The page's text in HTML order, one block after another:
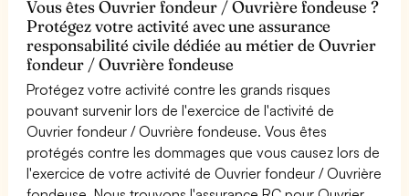
Vous êtes Ouvrier fondeur / Ouvrière fondeuse ?
Protégez votre activité avec une assurance
responsabilité civile dédiée au métier de Ouvrier
fondeur / Ouvrière fondeuse
Protégez votre activité contre les grands risques
pouvant survenir lors de l'exercice de l'activité de
Ouvrier fondeur / Ouvrière fondeuse. Vous êtes
protégés contre les dommages que vous causez lors de
l'exercice de votre activité de Ouvrier fondeur / Ouvrière